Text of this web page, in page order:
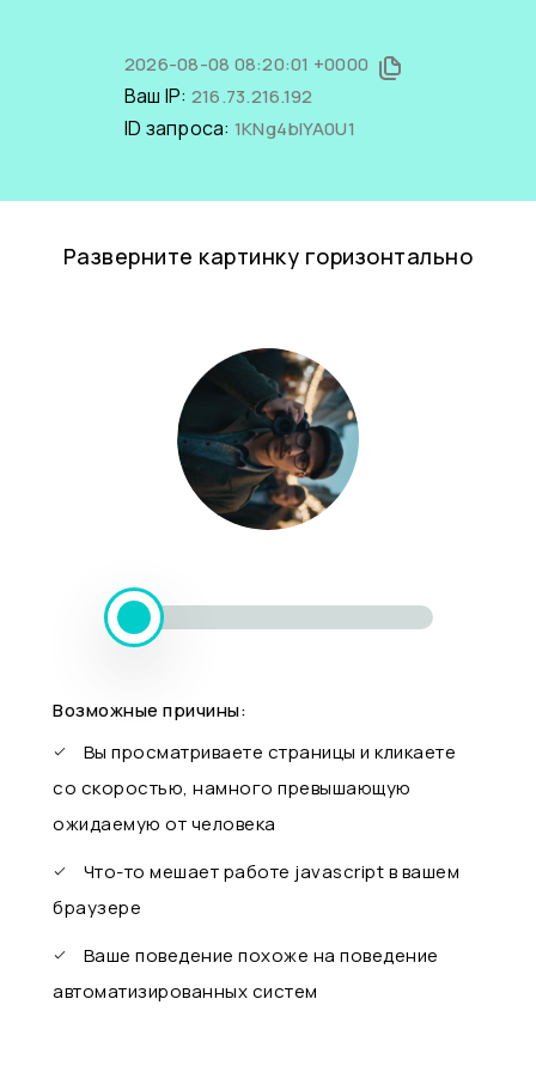
2026-08-08 08:20:01 +0000
Ваш IP: 216.73.216.192
ID запроса: 1KNg4bIYA0U1
Разверните картинку горизонтально
Возможные причины:
Вы просматриваете страницы и кликаете
со скоростью, намного превышающую
ожидаемую от человека
Что-то мешает работе javascript в вашем
браузере
Ваше поведение похоже на поведение
автоматизированных систем